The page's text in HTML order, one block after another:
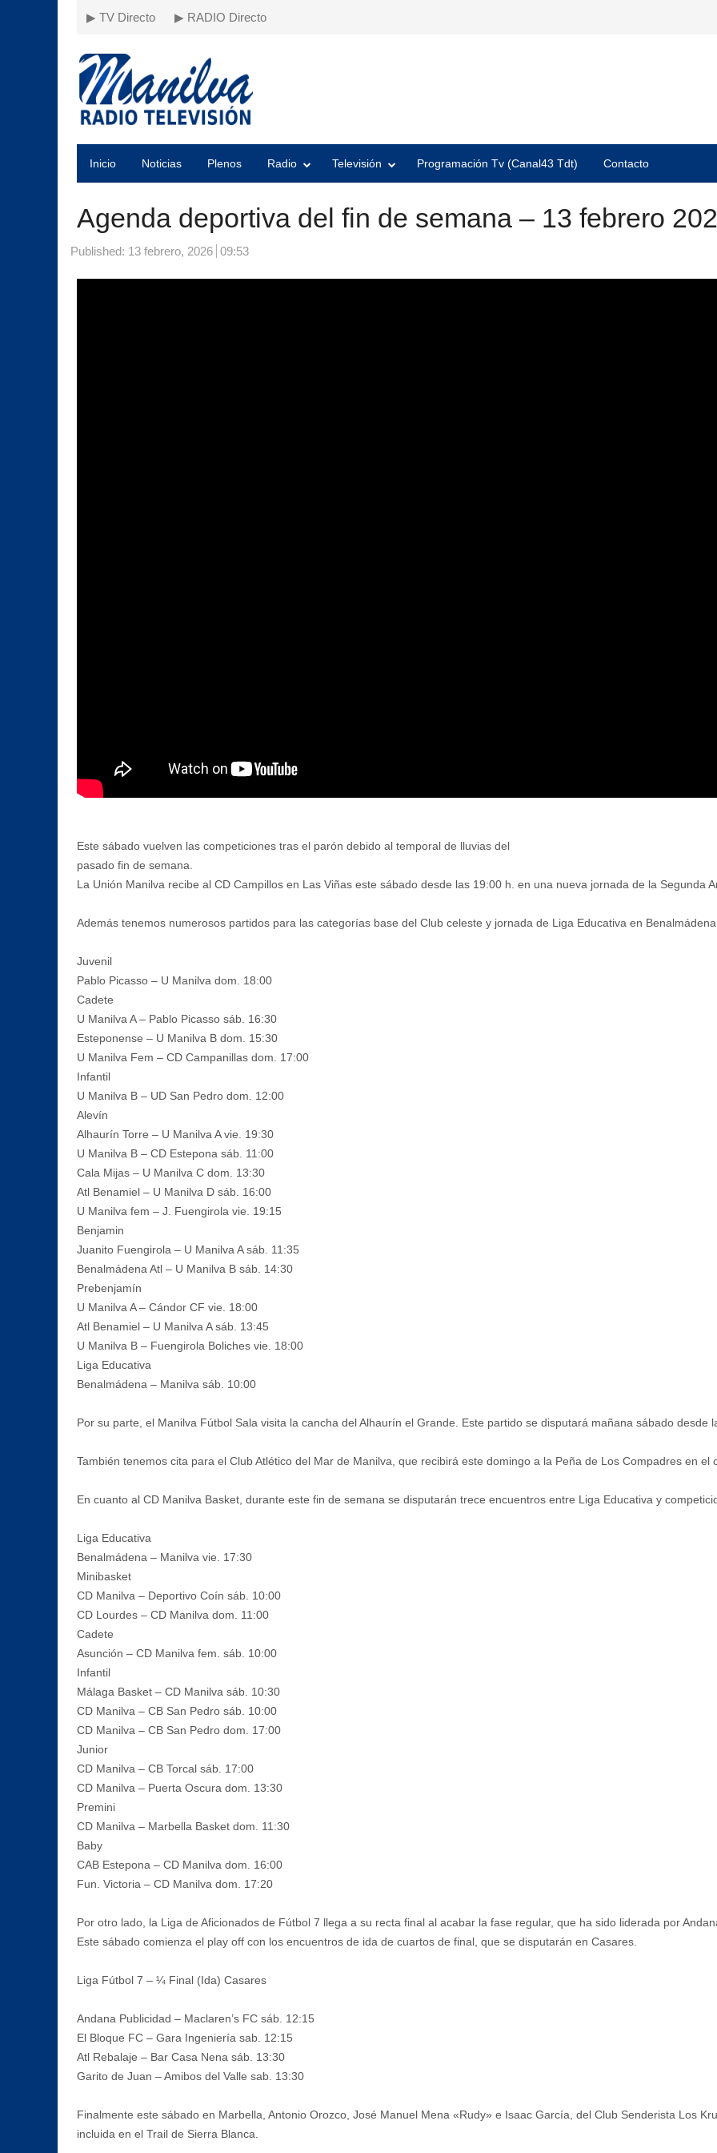
▶ TV Directo ▶ RADIO Directo
Inicio Noticias Plenos Radio Televisión Programación Tv (Canal43 Tdt) Contacto
Agenda deportiva del fin de semana – 13 febrero
Published: 13 febrero, 2026 09:53
Este sábado vuelven las competiciones tras el parón debido al temporal de lluvias del
pasado fin de semana.
La Unión Manilva recibe al CD Campillos en Las Viñas este sábado desde las 19:00 h. en una nueva jornada de la Segunda
Además tenemos numerosos partidos para las categorías base del Club celeste y jornada de Liga Educativa en Benalmádena.
Juvenil
Pablo Picasso – U Manilva dom. 18:00
Cadete
U Manilva A – Pablo Picasso sáb. 16:30
Esteponense – U Manilva B dom. 15:30
U Manilva Fem – CD Campanillas dom. 17:00
Infantil
U Manilva B – UD San Pedro dom. 12:00
Alevín
Alhaurín Torre – U Manilva A vie. 19:30
U Manilva B – CD Estepona sáb. 11:00
Cala Mijas – U Manilva C dom. 13:30
Atl Benamiel – U Manilva D sáb. 16:00
U Manilva fem – J. Fuengirola vie. 19:15
Benjamin
Juanito Fuengirola – U Manilva A sáb. 11:35
Benalmádena Atl – U Manilva B sáb. 14:30
Prebenjamín
U Manilva A – Cándor CF vie. 18:00
Atl Benamiel – U Manilva A sáb. 13:45
U Manilva B – Fuengirola Boliches vie. 18:00
Liga Educativa
Benalmádena – Manilva sáb. 10:00
Por su parte, el Manilva Fútbol Sala visita la cancha del Alhaurín el Grande. Este partido se disputará mañana sábado desde
También tenemos cita para el Club Atlético del Mar de Manilva, que recibirá este domingo a la Peña de Los Compadres en el
En cuanto al CD Manilva Basket, durante este fin de semana se disputarán trece encuentros entre Liga Educativa y
Liga Educativa
Benalmádena – Manilva vie. 17:30
Minibasket
CD Manilva – Deportivo Coín sáb. 10:00
CD Lourdes – CD Manilva dom. 11:00
Cadete
Asunción – CD Manilva fem. sáb. 10:00
Infantil
Málaga Basket – CD Manilva sáb. 10:30
CD Manilva – CB San Pedro sáb. 10:00
CD Manilva – CB San Pedro dom. 17:00
Junior
CD Manilva – CB Torcal sáb. 17:00
CD Manilva – Puerta Oscura dom. 13:30
Premini
CD Manilva – Marbella Basket dom. 11:30
Baby
CAB Estepona – CD Manilva dom. 16:00
Fun. Victoria – CD Manilva dom. 17:20
Por otro lado, la Liga de Aficionados de Fútbol 7 llega a su recta final al acabar la fase regular, que ha sido liderada por
Este sábado comienza el play off con los encuentros de ida de cuartos de final, que se disputarán en Casares.
Liga Fútbol 7 – ¼ Final (Ida) Casares
Andana Publicidad – Maclaren’s FC sáb. 12:15
El Bloque FC – Gara Ingeniería sab. 12:15
Atl Rebalaje – Bar Casa Nena sáb. 13:30
Garito de Juan – Amibos del Valle sab. 13:30
Finalmente este sábado en Marbella, Antonio Orozco, José Manuel Mena «Rudy» e Isaac García, del Club Senderista Los
incluida en el Trail de Sierra Blanca.